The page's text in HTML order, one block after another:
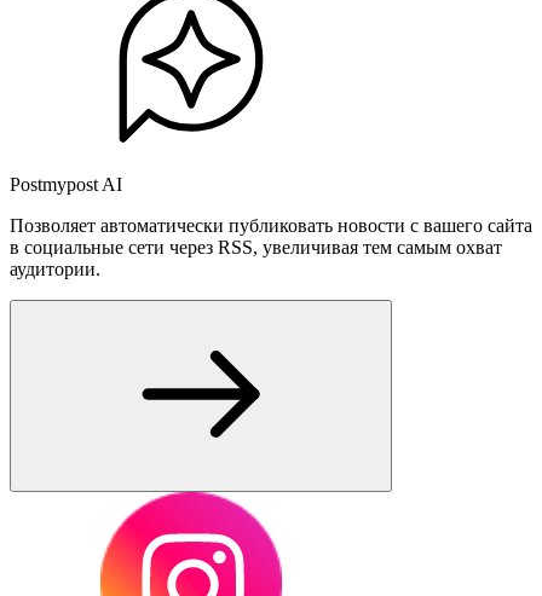
Postmypost AI
Позволяет автоматически публиковать новости с вашего сайта
в социальные сети через RSS, увеличивая тем самым охват
аудитории.